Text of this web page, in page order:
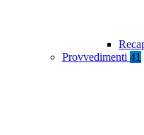
Provvedimenti 41